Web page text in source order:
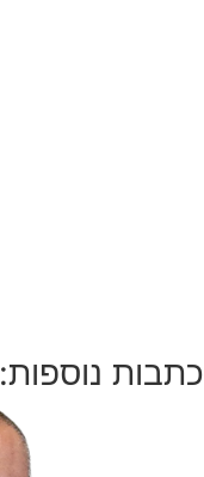
כתבות נוספות: